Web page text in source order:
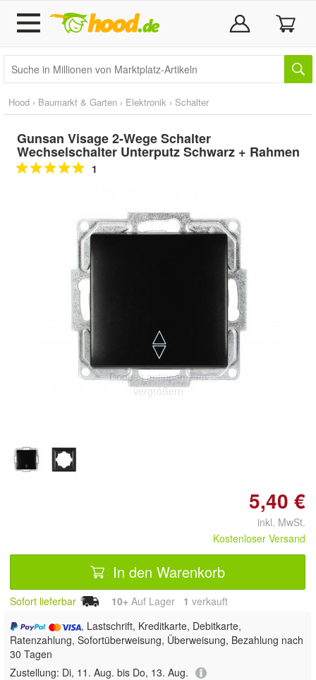
Hood › Baumarkt & Garten › Elektronik › Schalter
Gunsan Visage 2-Wege Schalter
Wechselschalter Unterputz Schwarz + Rahmen
1
Doppelt antippen zum
vergrößern
5,40 €
inkl. MwSt.
Kostenloser Versand
In den Warenkorb
Sofort lieferbar 10+ Auf Lager 1 verkauft
, Lastschrift, Kreditkarte, Debitkarte,
Ratenzahlung, Sofortüberweisung, Überweisung, Bezahlung nach
30 Tagen
Zustellung: Di, 11. Aug. bis Do, 13. Aug.